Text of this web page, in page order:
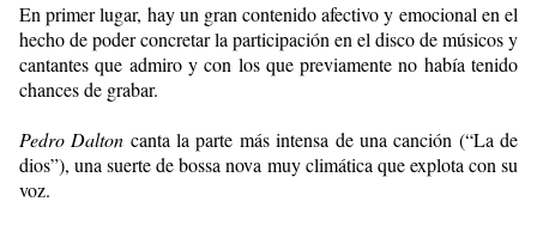
En primer lugar, hay un gran contenido afectivo y emocional en el
hecho de poder concretar la participación en el disco de músicos y
cantantes que admiro y con los que previamente no había tenido
chances de grabar.
Pedro Dalton canta la parte más intensa de una canción (“La de
dios”), una suerte de bossa nova muy climática que explota con su
voz.